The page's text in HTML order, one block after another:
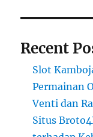
Recent
Slot
Permainan
Venti dan
Situs